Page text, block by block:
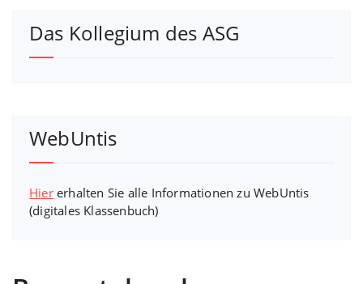
Das Kollegium des ASG
WebUntis
Hiererhalten Sie alle Informationen zu WebUntis
(digitales Klassenbuch)